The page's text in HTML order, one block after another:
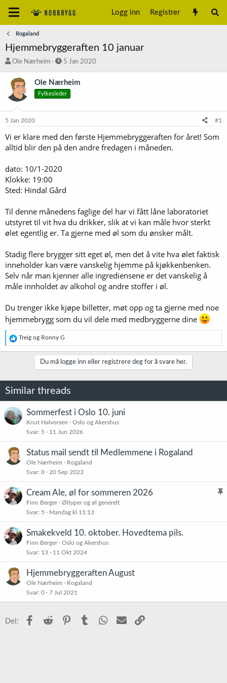
Logg inn Registrer
Rogaland
Hjemmebryggeraften 10 januar
T
å
d
s
e
r
Ole Nærheim
S
a
r
t
o
5 Jan 2020
Ole Nærheim
Fylkesleder
5 Jan 2020 #1
Vi er klare med den første Hjemmebryggeraften for året! Som
alltid blir den på den andre fredagen i måneden.
dato: 10/1-2020
Klokke: 19:00
Sted: Hindal Gård
Til denne månedens faglige del har vi fått låne laboratoriet
utstyret til vit hva du drikker, slik at vi kan måle hvor sterkt
ølet egentlig er. Ta gjerne med øl som du ønsker målt.
Stadig flere brygger sitt eget øl, men det å vite hva ølet faktisk
inneholder kan være vanskelig hjemme på kjøkkenbenken.
Selv når man kjenner alle ingrediensene er det vanskelig å
måle innholdet av alkohol og andre stoffer i øl.
Du trenger ikke kjøpe billetter, møt opp og ta gjerne med noe
hjemmebrygg som du vil dele med medbryggerne dine
R
e
a
n
e
r
:
Treig og Ronny G
Du må logge inn eller registrere deg for å svare her.
Similar threads
Sommerfest i Oslo 10. juni
Knut Halvorsen
Oslo og Akershus
Svar 5 11 Jun 2026
Status mail sendt til Medlemmene i Rogaland
Ole Nærheim
Rogaland
Svar 0 20 Sep 2023
K
Cream Ale, øl for sommeren 2026
Finn Berger
Øltyper og øl generelt
Svar 5 Mandag kl 11:13
Smakekveld 10. oktober. Hovedtema pils.
Finn Berger
Oslo og Akershus
Svar 13 11 Okt 2024
Hjemmebryggeraften August
Ole Nærheim
Rogaland
Svar 0 7 Jul 2021
Del: Facebook
Reddit PinterestTumblr WhatsApp
E-post